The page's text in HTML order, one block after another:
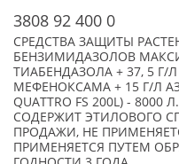
3808 92 400 0
СРЕДСТВА ЗАЩИТЫ
БЕНЗИМИДАЗОЛОВ
ТИАБЕНДАЗОЛА + 37, 5
МЕФЕНОКСАМА + 15 Г/Л
QUATTRO FS 200L) -
СОДЕРЖИТ ЭТИЛОВОГО
ПРОДАЖИ, НЕ
ПРИМЕНЯЕТСЯ ПУТЕМ